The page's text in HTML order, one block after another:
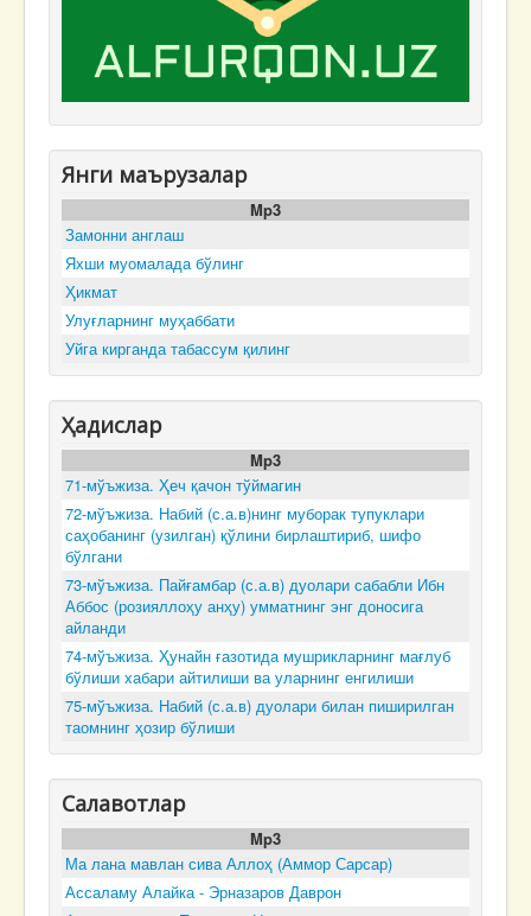
Янги маърузалар
Mp3
Замонни англаш
Яхши муомалада бўлинг
Ҳикмат
Улуғларнинг муҳаббати
Уйга кирганда табассум қилинг
Ҳадислар
Mp3
71-мўъжиза. Ҳеч қачон тўймагин
72-мўъжиза. Набий (с.а.в)нинг муборак тупуклари
саҳобанинг (узилган) қўлини бирлаштириб, шифо
бўлгани
73-мўъжиза. Пайғамбар (с.а.в) дуолари сабабли Ибн
Аббос (розияллоҳу анҳу) умматнинг энг доносига
айланди
74-мўъжиза. Ҳунайн ғазотида мушрикларнинг мағлуб
бўлиши хабари айтилиши ва уларнинг енгилиши
75-мўъжиза. Набий (с.а.в) дуолари билан пиширилган
таомнинг ҳозир бўлиши
Салавотлар
Mp3
Ма лана мавлан сива Аллоҳ (Аммор Сарсар)
Ассаламу Алайка - Эрназаров Даврон